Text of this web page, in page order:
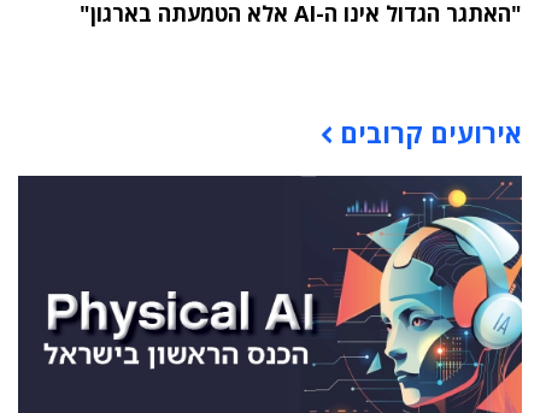
"האתגר הגדול אינו ה-AI אלא הטמעתה בארגון"
אירועים קרובים